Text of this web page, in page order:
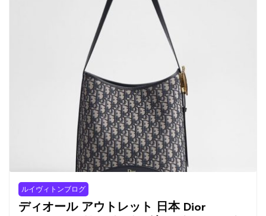
ルイヴィトンブログ
ディオール アウトレット 日本 Dior